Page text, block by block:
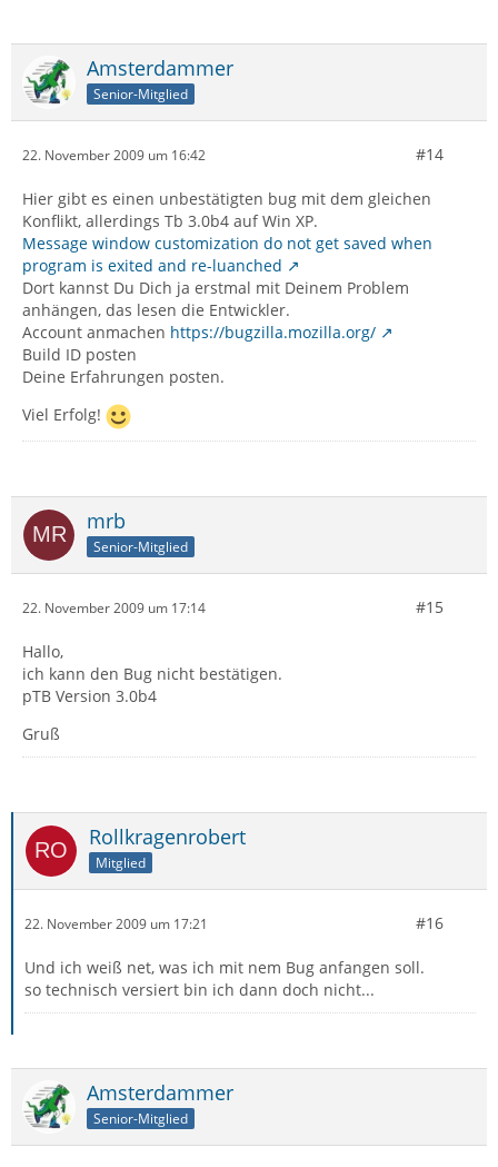
Amsterdammer
Senior-Mitglied
22. November 2009 um 16:42 #14
Hier gibt es einen unbestätigten bug mit dem gleichen
Konflikt, allerdings Tb 3.0b4 auf Win XP.
Message window customization do not get saved when
program is exited and re-luanched
Dort kannst Du Dich ja erstmal mit Deinem Problem
anhängen, das lesen die Entwickler.
Account anmachen https://bugzilla.mozilla.org/
Build ID posten
Deine Erfahrungen posten.
Viel Erfolg!
mrb
Senior-Mitglied
22. November 2009 um 17:14 #15
Hallo,
ich kann den Bug nicht bestätigen.
pTB Version 3.0b4
Gruß
Rollkragenrobert
Mitglied
22. November 2009 um 17:21 #16
Und ich weiß net, was ich mit nem Bug anfangen soll.
so technisch versiert bin ich dann doch nicht...
Amsterdammer
Senior-Mitglied